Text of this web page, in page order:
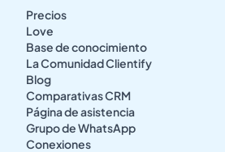
Precios
Love
Base de conocimiento
La Comunidad Clientify
Blog
Comparativas CRM
Página de asistencia
Grupo de WhatsApp
Conexiones